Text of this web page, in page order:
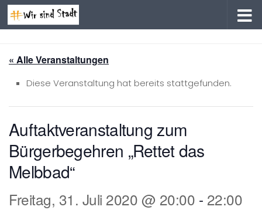
Zum Inhalt springen
« Alle Veranstaltungen
Diese Veranstaltung hat bereits stattgefunden.
Auftaktveranstaltung zum
Bürgerbegehren „Rettet das
Melbbad“
Freitag, 31. Juli 2020 @ 20:00 - 22:00